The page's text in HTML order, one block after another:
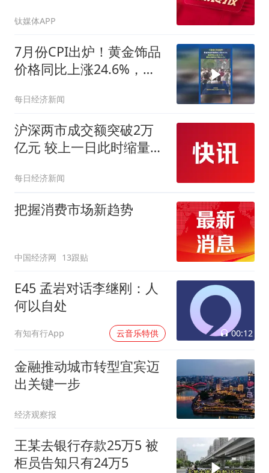
涨价动能；原字节跳动机
器人一号位加入小米；苹
果被曝正在测试长鑫科
钛媒体APP
7月份CPI出炉！黄金饰品
价格同比上涨24.6%，猪
每日经济新闻
沪深两市成交额突破2万
亿元 较上一日此时缩量超
每日经济新闻
把握消费市场新趋势
中国经济网 13跟贴
E45 孟岩对话李继刚：人
何以自处
有知有行App 云音乐特供 00:12
金融推动城市转型宜宾迈
出关键一步
经济观察报
王某去银行存款25万5 被
柜员告知只有24万5